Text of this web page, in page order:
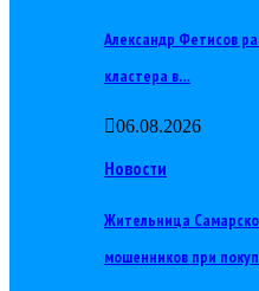
Александр Фетисов
кластера в…
06.08.2026
Новости
Жительница
мошенников при